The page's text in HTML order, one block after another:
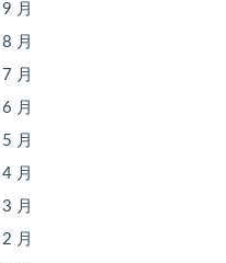
月
月
月
月
月
月
月
月